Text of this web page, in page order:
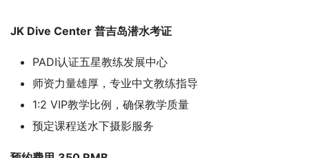
JK Dive Center 普吉岛潜水考证
PADI认证五星教练发展中心
师资力量雄厚，专业中文教练指导
1:2 VIP教学比例，确保教学质量
预定课程送水下摄影服务